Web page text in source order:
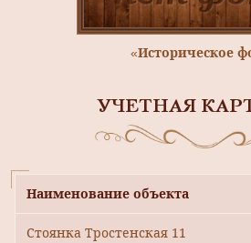
«Историческое
УЧЕТНАЯ
Наименование объекта
Стоянка Тростенская 11